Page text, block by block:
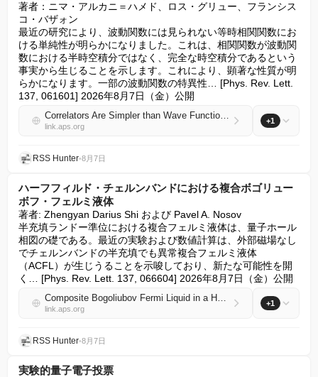
著者：ニマ・アルカニ＝ハメド、ロス・グリュー、フランシス
コ・バザォン
最近の研究により、波動関数には見られない等時相関関数にお
ける単純性が明らかになりました。これは、相関関数が波動関
数における半時空積分ではなく、完全な時空積分であるという
事実から生じることを示します。これにより、顕著な性質が明
らかになります。一部の波動関数の特異性… [Phys. Rev. Lett.
137, 061601] 2026年8月7日（金）公開
Correlators Are Simpler than Wave Functions
link.aps.org
+1
RSS Hunter•8月7日
ハーフフィルド・チェルンバンドにおける複合ボゴリュー
ボフ・フェルミ液体
著者: Zhengyan Darius Shi および Pavel A. Nosov
半充填ランドー準位における複合フェルミ液体は、量子ホール
相図の礎である。最近の実験および数値計算は、外部磁場なし
でチェルンバンドの半充填でも異常複合フェルミ液体
（ACFL）が生じうることを示唆しており、新たな可能性を開
く… [Phys. Rev. Lett. 137, 066604] 2026年8月7日（金）公開
Composite Bogoliubov Fermi Liquid in a Half-Filled Chern Band
link.aps.org
+1
RSS Hunter•8月7日
実験的量子電子投票